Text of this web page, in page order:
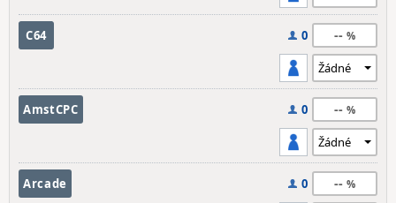
C64 0 --
AmstCPC 0 --
Arcade 0 --